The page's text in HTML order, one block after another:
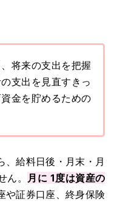
将来の支出を把握
支出を見直すきっ
金を貯めるための
、給料日後・月末・月
。 月に 1度は資産の
や証券口座、終身保険